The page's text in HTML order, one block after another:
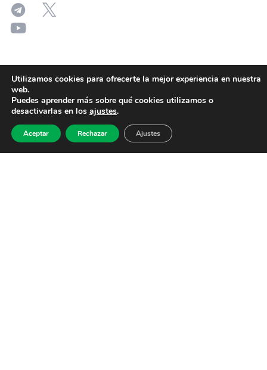
Utilizamos cookies para ofrecerte la mejor experiencia en nuestra
web.
Puedes aprender más sobre qué cookies utilizamos o
desactivarlas en los ajustes.
Aceptar Rechazar Ajustes